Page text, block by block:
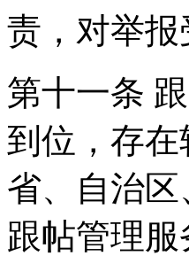
责，对举
第十一条
到位，存
省、自治
跟帖管理